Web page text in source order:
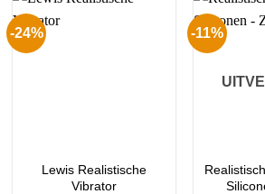
-24%
Lewis Realistische
Vibrator
-11%